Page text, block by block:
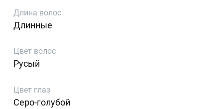
Длина волос
Длинные
Цвет волос
Русый
Цвет глаз
Серо-голубой